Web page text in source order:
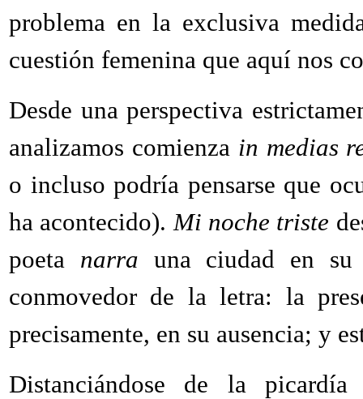
problema en la exclusiva
cuestión femenina que aquí nos
Desde una perspectiva
analizamos comienza in medias
o incluso podría pensarse que
ha acontecido).Mi noche triste
poeta narra una ciudad en su
conmovedor de la letra: la
precisamente, en su ausencia; y
Distanciándose de la